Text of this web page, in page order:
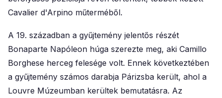
Cavalier d'Arpino műterméből.
A 19. században a gyűjtemény jelentős részét
Bonaparte Napóleon húga szerezte meg, aki Camillo
Borghese herceg felesége volt. Ennek következtében
a gyűjtemény számos darabja Párizsba került, ahol a
Louvre Múzeumban kerültek bemutatásra. Az